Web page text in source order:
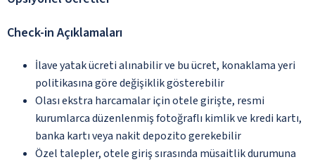
Check-in Açıklamaları
İlave yatak ücreti alınabilir ve bu ücret, konaklama yeri
politikasına göre değişiklik gösterebilir
Olası ekstra harcamalar için otele girişte, resmi
kurumlarca düzenlenmiş fotoğraflı kimlik ve kredi kartı,
banka kartı veya nakit depozito gerekebilir
Özel talepler, otele giriş sırasında müsaitlik durumuna